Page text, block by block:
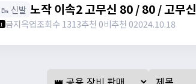
🥾 신발 노작 이속2 고무신 80 / 80 / 고무신
1 금지옥엽조회수 1313추천 0비추천 02024.10.18